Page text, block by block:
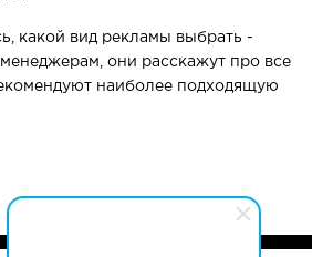
какой вид рекламы выбрать -
они расскажут про все
наиболее подходящую